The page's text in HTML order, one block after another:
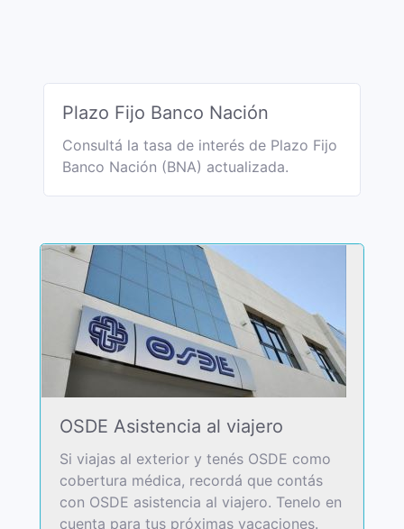
Plazo Fijo Banco Nación
Consultá la tasa de interés de Plazo Fijo
Banco Nación (BNA) actualizada.
OSDE Asistencia al viajero
Si viajas al exterior y tenés OSDE como
cobertura médica, recordá que contás
con OSDE asistencia al viajero. Tenelo en
cuenta para tus próximas vacaciones.